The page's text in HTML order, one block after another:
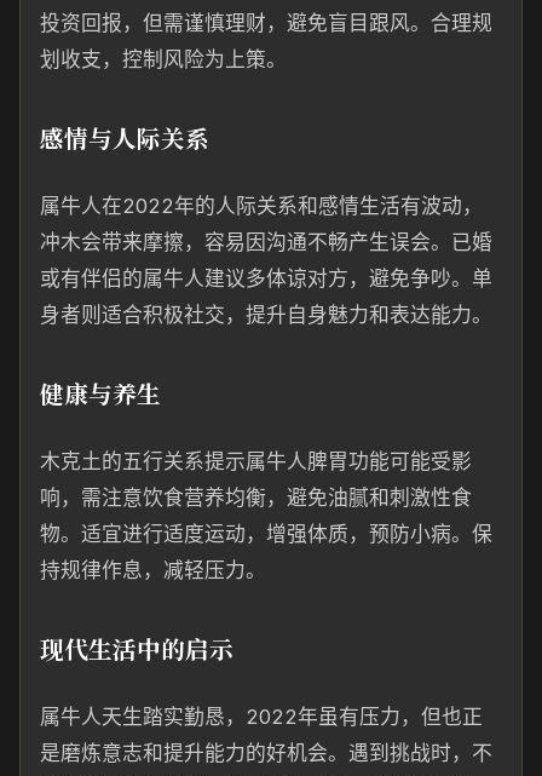
投资回报，但需谨慎理财，避免盲目跟风。合理规
划收支，控制风险为上策。
感情与人际关系
属牛人在2022年的人际关系和感情生活有波动，
冲木会带来摩擦，容易因沟通不畅产生误会。已婚
或有伴侣的属牛人建议多体谅对方，避免争吵。单
身者则适合积极社交，提升自身魅力和表达能力。
健康与养生
木克土的五行关系提示属牛人脾胃功能可能受影
响，需注意饮食营养均衡，避免油腻和刺激性食
物。适宜进行适度运动，增强体质，预防小病。保
持规律作息，减轻压力。
现代生活中的启示
属牛人天生踏实勤恳，2022年虽有压力，但也正
是磨炼意志和提升能力的好机会。遇到挑战时，不